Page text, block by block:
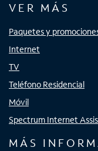
VER MÁS
Paquetes y
Internet
TV
Teléfono Residencial
Móvil
Spectrum Internet
MÁS